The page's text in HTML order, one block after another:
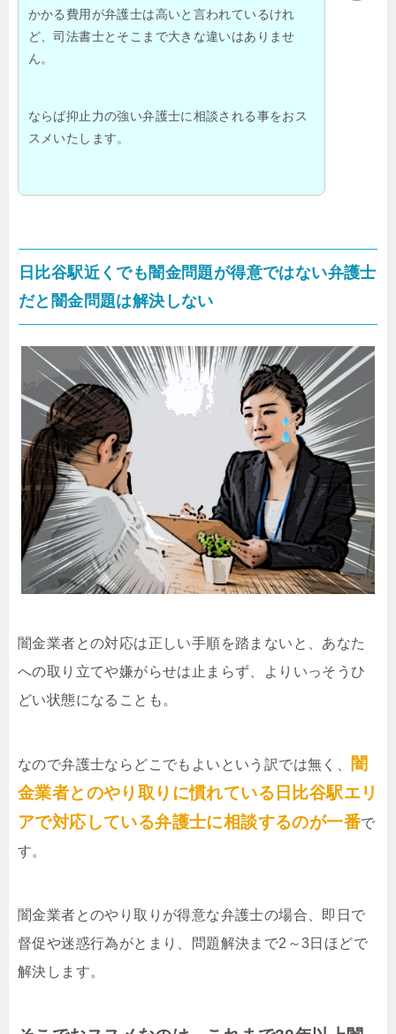
かかる費用が弁護士は高いと言われているけれ
ど、司法書士とそこまで大きな違いはありませ
ん。
ならば抑止力の強い弁護士に相談される事をおス
スメいたします。
日比谷駅近くでも闇金問題が得意ではない弁護士
だと闇金問題は解決しない
闇金業者との対応は正しい手順を踏まないと、あなた
への取り立てや嫌がらせは止まらず、よりいっそうひ
どい状態になることも。
なので弁護士ならどこでもよいという訳では無く、
闇
金業者とのやり取りに慣れている日比谷駅エリ
アで対応している弁護士に相談するのが一番で
す。
闇金業者とのやり取りが得意な弁護士の場合、即日で
督促や迷惑行為がとまり、問題解決まで2～3日ほどで
解決します。